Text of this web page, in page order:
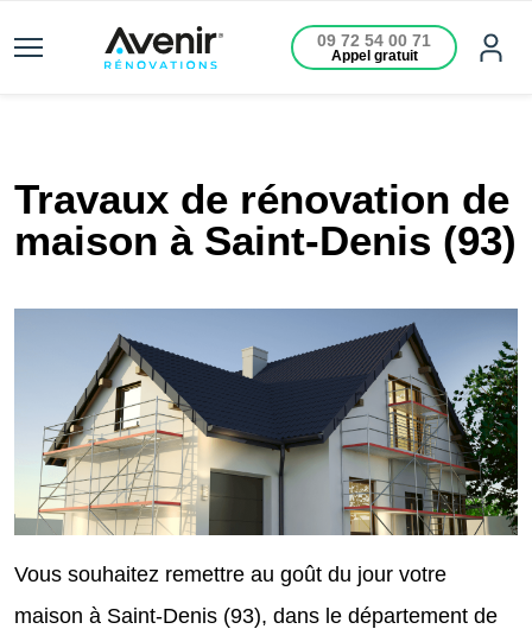
09 72 54 00 71
Appel gratuit
Travaux de rénovation de
maison à Saint-Denis (93)
Vous souhaitez remettre au goût du jour votre
maison à Saint-Denis (93), dans le département de